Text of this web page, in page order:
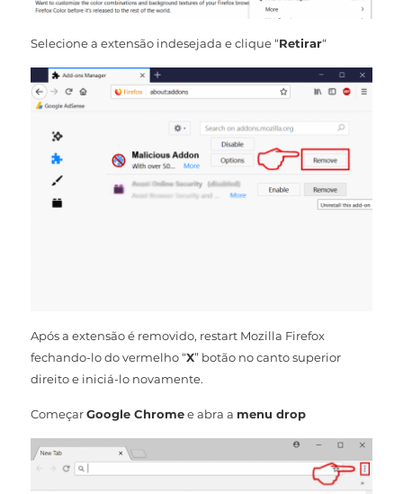
Selecione a extensão indesejada e clique “Retirar“
Após a extensão é removido, restart Mozilla Firefox
fechando-lo do vermelho “X” botão no canto superior
direito e iniciá-lo novamente.
ComeçarGoogle Chromee abra a menu drop